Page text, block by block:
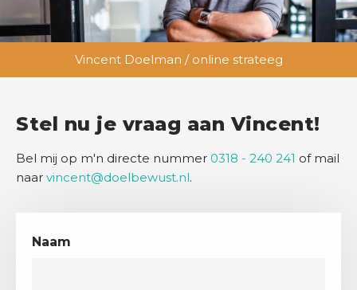
Vincent Doelman / online strateeg
Stel nu je vraag aan Vincent!
Bel mij op m'n directe nummer 0318 - 240 241 of mail
naar vincent@doelbewust.nl.
Naam